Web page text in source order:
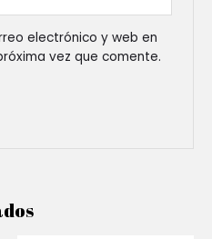
electrónico y web en
vez que comente.